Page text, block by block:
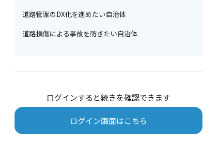
道路管理のDX化を進めたい自治体
道路損傷による事故を防ぎたい自治体
ログインすると続きを確認できます
ログイン画面はこちら